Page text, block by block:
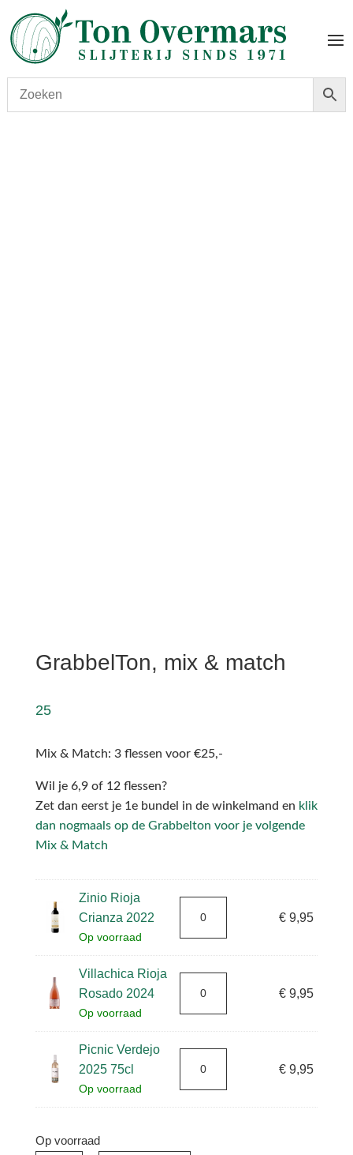
GrabbelTon, mix & match
25
Mix & Match: 3 flessen voor €25,-
Wil je 6,9 of 12 flessen?
Zet dan eerst je 1e bundel in de winkelmand en klik
dan nogmaals op de Grabbelton voor je volgende
Mix & Match
Zinio Rioja
Crianza 2022
Op voorraad
€ 9,95
Villachica Rioja
Rosado 2024
Op voorraad
€ 9,95
Picnic Verdejo
2025 75cl
Op voorraad
€ 9,95
Op voorraad